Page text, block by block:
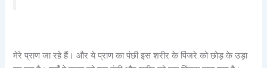
मेरे प्राण जा रहे हैं। और ये प्राण का पंछी इस शरीर के पिंजरे को छोड़ के उड़ा